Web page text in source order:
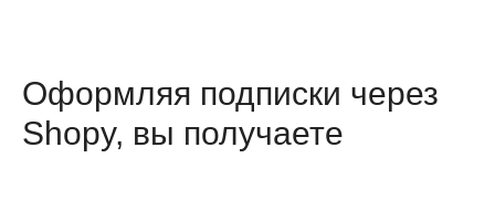
Оформляя подписки через
Shopy, вы получаете